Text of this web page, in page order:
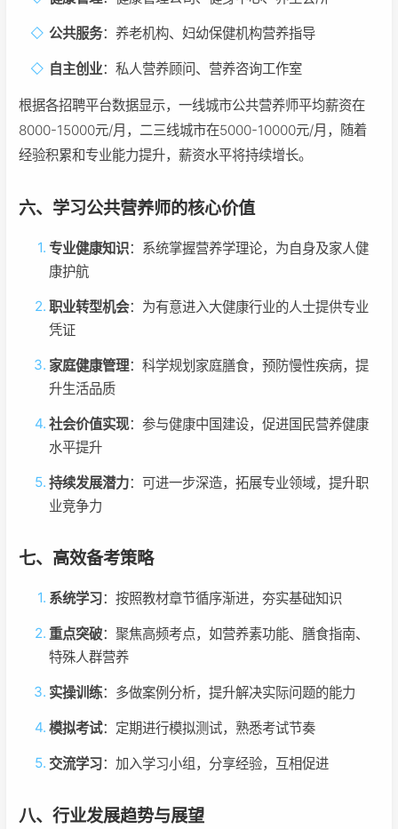
公共服务：养老机构、妇幼保健机构营养指导
自主创业：私人营养顾问、营养咨询工作室
根据各招聘平台数据显示，一线城市公共营养师平均薪资在
8000-15000元/月，二三线城市在5000-10000元/月，随着
经验积累和专业能力提升，薪资水平将持续增长。
六、学习公共营养师的核心价值
专业健康知识：系统掌握营养学理论，为自身及家人健
康护航
职业转型机会：为有意进入大健康行业的人士提供专业
凭证
家庭健康管理：科学规划家庭膳食，预防慢性疾病，提
升生活品质
社会价值实现：参与健康中国建设，促进国民营养健康
水平提升
持续发展潜力：可进一步深造，拓展专业领域，提升职
业竞争力
七、高效备考策略
系统学习：按照教材章节循序渐进，夯实基础知识
重点突破：聚焦高频考点，如营养素功能、膳食指南、
特殊人群营养
实操训练：多做案例分析，提升解决实际问题的能力
模拟考试：定期进行模拟测试，熟悉考试节奏
交流学习：加入学习小组，分享经验，互相促进
八、行业发展趋势与展望